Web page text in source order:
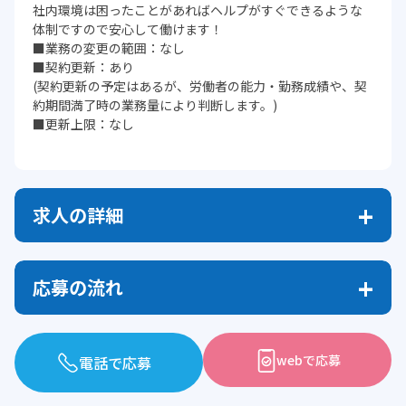
社内環境は困ったことがあればヘルプがすぐできるような
体制ですので安心して働けます！
■業務の変更の範囲：なし
■契約更新：あり
(契約更新の予定はあるが、労働者の能力・勤務成績や、契
約期間満了時の業務量により判断します。)
■更新上限：なし
求人の詳細
応募の流れ
電話で応募 webで応募